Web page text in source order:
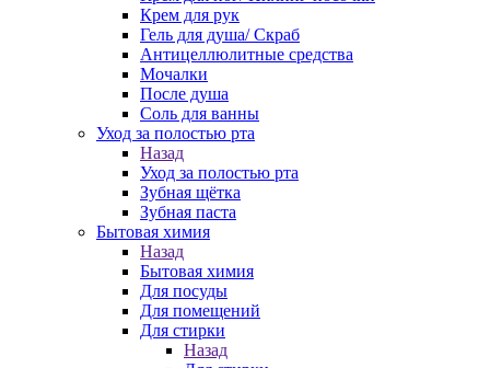
Крем для рук
Гель для душа/ Скраб
Антицеллюлитные средства
Мочалки
После душа
Соль для ванны
Уход за полостью рта
Назад
Уход за полостью рта
Зубная щётка
Зубная паста
Бытовая химия
Назад
Бытовая химия
Для посуды
Для помещений
Для стирки
Назад